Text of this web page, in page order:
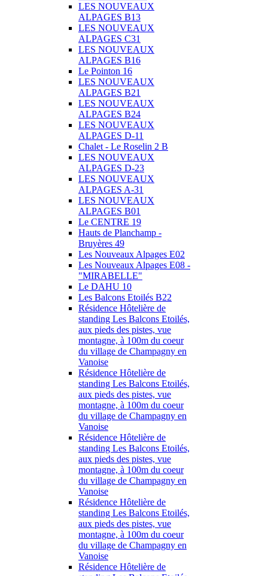
LES NOUVEAUX
ALPAGES B13
LES NOUVEAUX
ALPAGES C31
LES NOUVEAUX
ALPAGES B16
Le Pointon 16
LES NOUVEAUX
ALPAGES B21
LES NOUVEAUX
ALPAGES B24
LES NOUVEAUX
ALPAGES D-11
Chalet - Le Roselin 2 B
LES NOUVEAUX
ALPAGES D-23
LES NOUVEAUX
ALPAGES A-31
LES NOUVEAUX
ALPAGES B01
Le CENTRE 19
Hauts de Planchamp -
Bruyères 49
Les Nouveaux Alpages E02
Les Nouveaux Alpages E08 -
"MIRABELLE"
Le DAHU 10
Les Balcons Etoilés B22
Résidence Hôtelière de
standing Les Balcons Etoilés,
aux pieds des pistes, vue
montagne, à 100m du coeur
du village de Champagny en
Vanoise
Résidence Hôtelière de
standing Les Balcons Etoilés,
aux pieds des pistes, vue
montagne, à 100m du coeur
du village de Champagny en
Vanoise
Résidence Hôtelière de
standing Les Balcons Etoilés,
aux pieds des pistes, vue
montagne, à 100m du coeur
du village de Champagny en
Vanoise
Résidence Hôtelière de
standing Les Balcons Etoilés,
aux pieds des pistes, vue
montagne, à 100m du coeur
du village de Champagny en
Vanoise
Résidence Hôtelière de